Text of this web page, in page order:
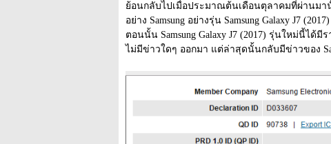
ย้อนกลับไปเมื่อประมาณต้นเดือนตุลาคมที่ผ่านมา
อย่าง Samsung อย่างรุ่น Samsung Galaxy J7
ตอนนั้น Samsung Galaxy J7 (2017) รุ่นใหม่นี้ได้
ไม่มีข่าวใดๆ ออกมา แต่ล่าสุดนั้นกลับมีข่าวของ